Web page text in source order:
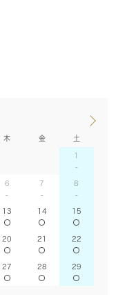
木 金 土
1
6 7 8
13 14 15
20 21 22
27 28 29